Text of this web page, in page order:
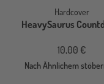
Hardcover
HeavySaurus
10,00 €
Nach Ähnlichem